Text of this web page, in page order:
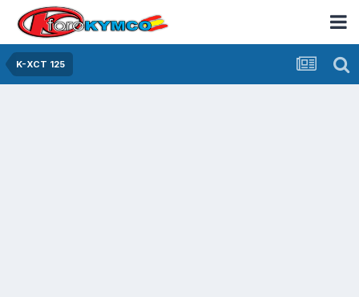
K-XCT 125